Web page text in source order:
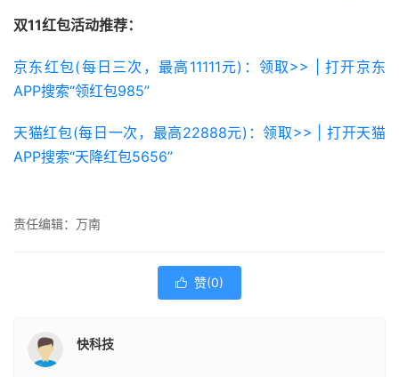
双11红包活动推荐：
京东红包(每日三次，最高11111元)：领取>> | 打开京东
APP搜索“领红包985”
天猫红包(每日一次，最高22888元)：领取>> | 打开天猫
APP搜索“天降红包5656”
责任编辑：万南
 赞(0)
快科技